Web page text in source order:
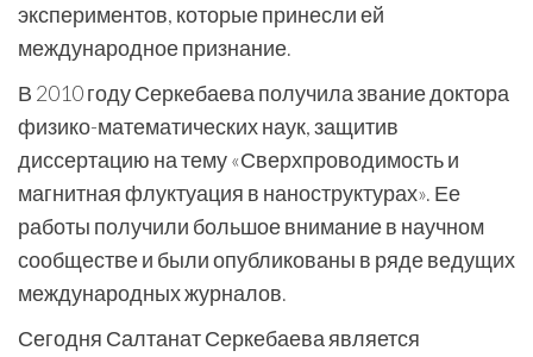
экспериментов, которые принесли ей
международное признание.
В 2010 году Серкебаева получила звание доктора
физико-математических наук, защитив
диссертацию на тему «Сверхпроводимость и
магнитная флуктуация в наноструктурах». Ее
работы получили большое внимание в научном
сообществе и были опубликованы в ряде ведущих
международных журналов.
Сегодня Салтанат Серкебаева является